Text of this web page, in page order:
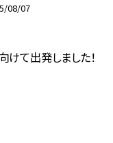
08/07
て出発しました！